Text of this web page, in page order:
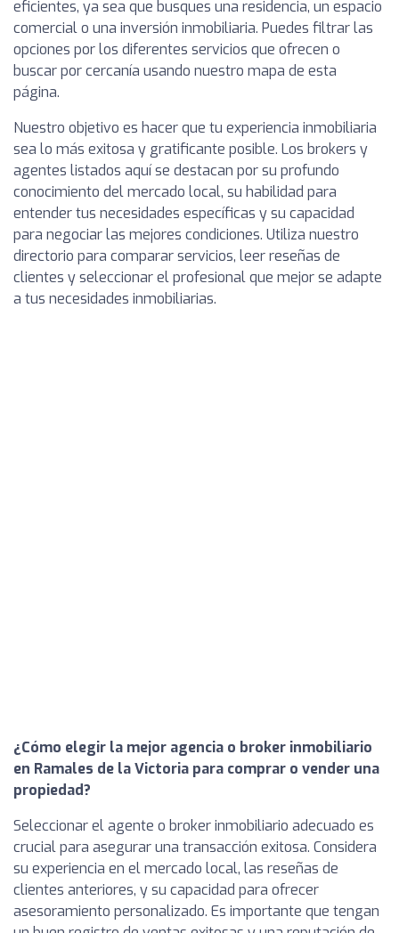
eficientes, ya sea que busques una residencia, un espacio
comercial o una inversión inmobiliaria. Puedes filtrar las
opciones por los diferentes servicios que ofrecen o
buscar por cercanía usando nuestro mapa de esta
página.
Nuestro objetivo es hacer que tu experiencia inmobiliaria
sea lo más exitosa y gratificante posible. Los brokers y
agentes listados aquí se destacan por su profundo
conocimiento del mercado local, su habilidad para
entender tus necesidades específicas y su capacidad
para negociar las mejores condiciones. Utiliza nuestro
directorio para comparar servicios, leer reseñas de
clientes y seleccionar el profesional que mejor se adapte
a tus necesidades inmobiliarias.
¿Cómo elegir la mejor agencia o broker inmobiliario
en Ramales de la Victoria para comprar o vender una
propiedad?
Seleccionar el agente o broker inmobiliario adecuado es
crucial para asegurar una transacción exitosa. Considera
su experiencia en el mercado local, las reseñas de
clientes anteriores, y su capacidad para ofrecer
asesoramiento personalizado. Es importante que tengan